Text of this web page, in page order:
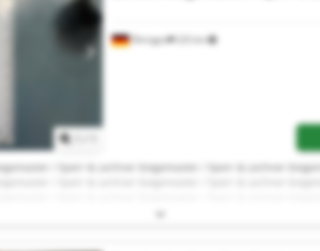
Öhringen
/ Sperr & Lechner biegemaster / Sperr & Lechner
/ Sperr & Lechner biegemaster / Sperr & Lechner